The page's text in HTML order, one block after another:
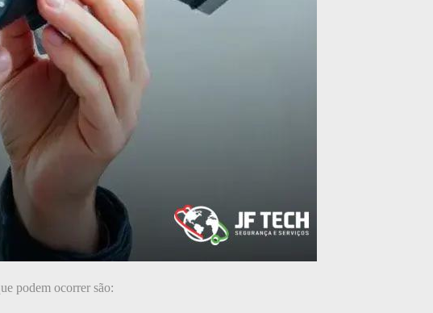
podem ocorrer são: